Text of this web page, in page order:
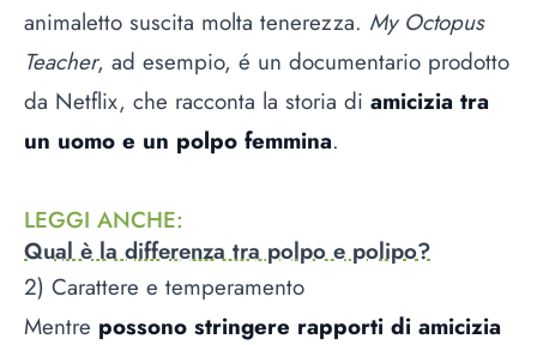
animaletto suscita molta tenerezza. My Octopus
Teacher, ad esempio, é un documentario prodotto
da Netflix, che racconta la storia di amicizia tra
un uomo e un polpo femmina.
LEGGI ANCHE:
Qual è la differenza tra polpo e polipo?
2) Carattere e temperamento
Mentre possono stringere rapporti di amicizia